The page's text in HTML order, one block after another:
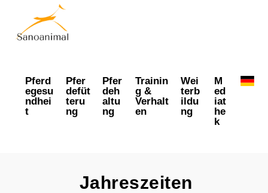
Pferd
egesu
ndhei
t
Pfer
defüt
teru
ng
Pfer
deh
altu
ng
Trainin
g &
Verhalt
en
Wei
terb
ildu
ng
M
ed
iat
he
k
Jahreszeiten